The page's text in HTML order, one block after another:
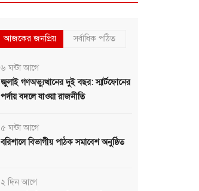
আজকের জনপ্রিয় সর্বাধিক পঠিত
৬ ঘন্টা আগে
জুলাই গণঅভ্যুত্থানের দুই বছর: স্মার্টফোনের
পর্দায় বদলে যাওয়া রাজনীতি
৫ ঘন্টা আগে
বরিশালে বিভাগীয় পাঠক সমাবেশ অনুষ্ঠিত
২ দিন আগে